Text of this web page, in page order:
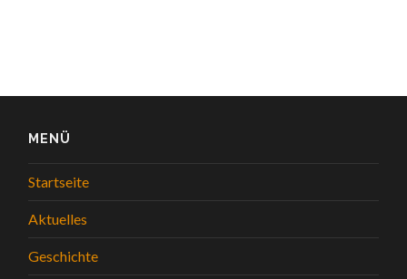
MENÜ
Startseite
Aktuelles
Geschichte